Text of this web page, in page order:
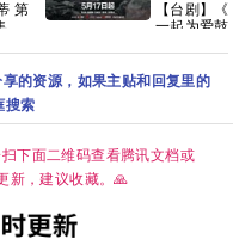
第
新中
[4K+1080P][国
语中字][1.3GB
【台剧】
一起为爱鼓
语中字】【
集全】
的资源，如果主贴和回复里的
搜索
下面二维码查看腾讯文档或
新，建议收藏。🙏